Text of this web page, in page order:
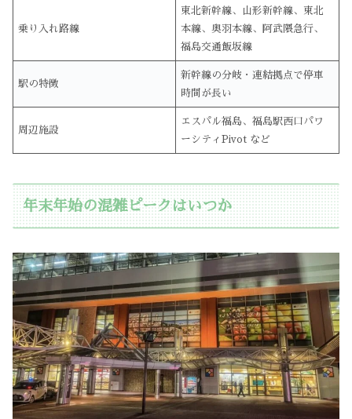
乗り入れ路線
東北新幹線、山形新幹線、東北
本線、奥羽本線、阿武隈急行、
福島交通飯坂線
駅の特徴
新幹線の分岐・連結拠点で停車
時間が長い
周辺施設
エスパル福島、福島駅西口パワ
ーシティPivot など
年末年始の混雑ピークはいつか